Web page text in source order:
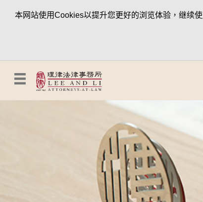
本网站使用Cookies以提升您更好的浏览体验，继续